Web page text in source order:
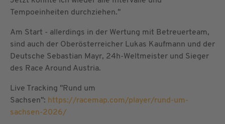
Tempoeinheiten durchziehen."
Am Start - allerdings in der Wertung mit Betreuerteam,
sind auch der Oberösterreicher Lukas Kaufmann und der
Deutsche Sebastian Mayr, 24h-Weltmeister und Sieger
des Race Around Austria.
Live Tracking "Rund um
Sachsen": https://racemap.com/player/rund-um-
sachsen-2026/